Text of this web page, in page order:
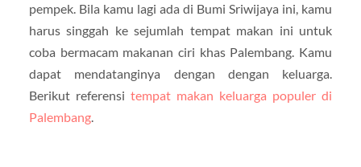
pempek. Bila kamu lagi ada di Bumi Sriwijaya ini, kamu
harus singgah ke sejumlah tempat makan ini untuk
coba bermacam makanan ciri khas Palembang. Kamu
dapat mendatanginya dengan dengan keluarga.
Berikut referensi tempat makan keluarga populer di
Palembang.